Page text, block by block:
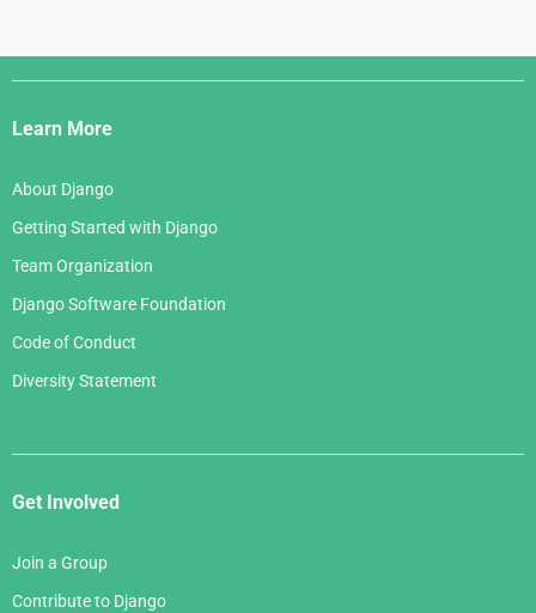
Django
Links
Learn More
About Django
Getting Started with Django
Team Organization
Django Software Foundation
Code of Conduct
Diversity Statement
Get Involved
Join a Group
Contribute to Django